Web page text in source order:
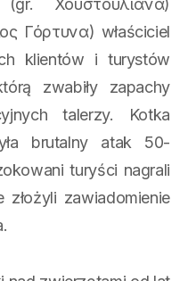
Χουστουλιανά)
Γόρτυνα) właściciel
klientów i turystów
zwabiły zapachy
talerzy. Kotka
brutalny atak 50-
turyści nagrali
złożyli zawiadomienie